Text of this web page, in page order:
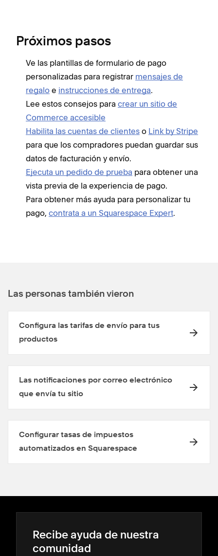
Próximos pasos
Ve las plantillas de formulario de pago
personalizadas para registrar mensajes de
regalo e instrucciones de entrega.
Lee estos consejos para crear un sitio de
Commerce accesible
Habilita las cuentas de clientes o Link by Stripe
para que los compradores puedan guardar sus
datos de facturación y envío.
Ejecuta un pedido de prueba para obtener una
vista previa de la experiencia de pago.
Para obtener más ayuda para personalizar tu
pago, contrata a un Squarespace Expert.
Las personas también vieron
Configura las tarifas de envío para tus
productos
Las notificaciones por correo electrónico
que envía tu sitio
Configurar tasas de impuestos
automatizados en Squarespace
Recibe ayuda de nuestra
comunidad